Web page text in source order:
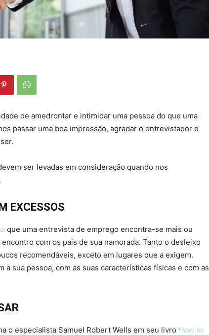
de amedrontar e intimidar uma pessoa do que uma
passar uma boa impressão, agradar o entrevistador e
ser levadas em consideração quando nos
EXCESSOS
que uma entrevista de emprego encontra-se mais ou
com os pais de sua namorada. Tanto o desleixo
recomendáveis, exceto em lugares que a exigem.
a sua pessoa, com as suas características físicas e com as
o especialista Samuel Robert Wells em seu livro How to